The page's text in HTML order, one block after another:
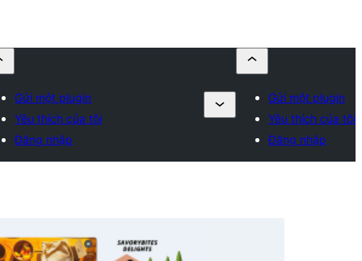
Gửi một plugin
Yêu thích của tôi
Đăng nhập
Gửi một plugin
Yêu thích của tôi
Đăng nhập